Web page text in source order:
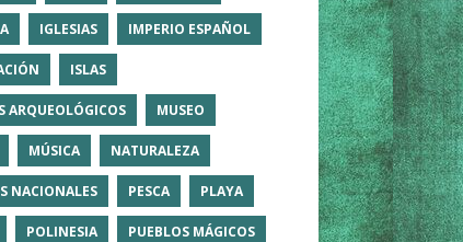
IGLESIAS IMPERIO ESPAÑOL
ISLAS
ARQUEOLÓGICOS MUSEO
MÚSICA NATURALEZA
NACIONALES PESCA PLAYA
POLINESIA PUEBLOS MÁGICOS